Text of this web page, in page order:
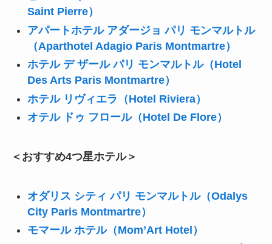
Saint Pierre）
アパートホテル アダージョ パリ モンマルトル
（Aparthotel Adagio Paris Montmartre）
ホテル デ ザール パリ モンマルトル（Hotel
Des Arts Paris Montmartre）
ホテル リヴィエラ（Hotel Riviera）
オテル ドゥ フロール（Hotel De Flore）
＜おすすめ4つ星ホテル＞
オダリス シティ パリ モンマルトル（Odalys
City Paris Montmartre）
モマール ホテル（Mom’Art Hotel）